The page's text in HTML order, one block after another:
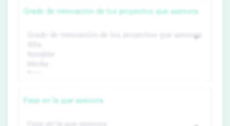
Grado de innovación de los proyectos que asesora
Fase en la que asesora